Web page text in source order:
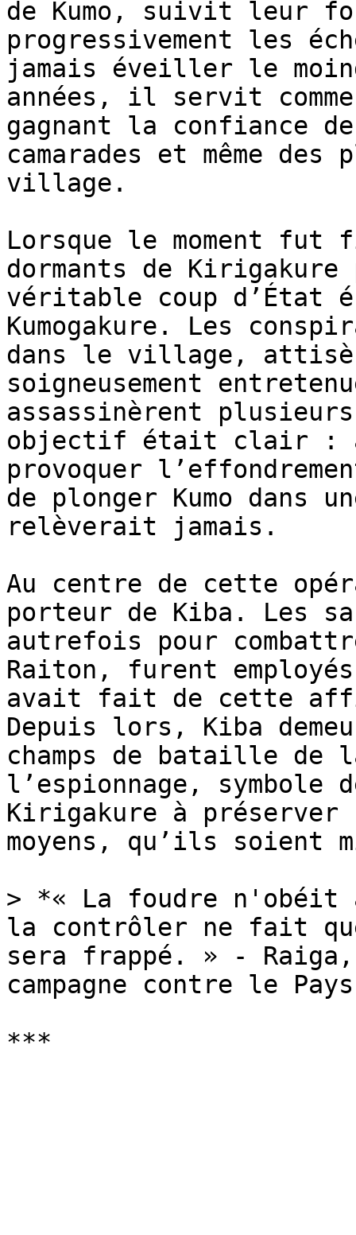
de Kumo, suivit leur
progressivement les
jamais éveiller le
années, il servit
gagnant la confiance
camarades et même
village.
Lorsque le moment fut
dormants de
véritable coup d’État
Kumogakure. Les
dans le village,
soigneusement
assassinèrent
objectif était clair :
provoquer
de plonger Kumo dans
relèverait jamais.
Au centre de cette
porteur de Kiba. Les
autrefois pour
Raiton, furent
avait fait de cette
Depuis lors, Kiba
champs de bataille de
l’espionnage, symbole
Kirigakure à préserver
moyens, qu’ils
> *« La foudre n'obéit
la contrôler ne fait
sera frappé. » -
campagne contre le